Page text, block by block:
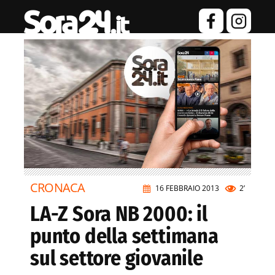
16 FEBBRAIO 2013 2’
CRONACA
LA-Z Sora NB 2000: il
punto della settimana
sul settore giovanile